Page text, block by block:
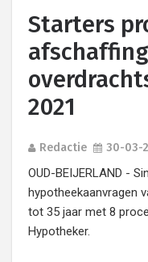
Starters
afschaffing
2021
Redactie 30-03-
OUD-BEIJERLAND -
hypotheekaanvragen
tot 35 jaar met 8
Hypotheker.